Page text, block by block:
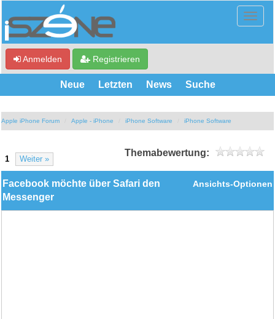
Anmelden Registrieren
Neue Letzten News Suche
Apple iPhone Forum Apple - iPhone iPhone Software iPhone Software
1 Weiter »
Themabewertung:
Ansichts-Optionen
Facebook möchte über Safari den
Messenger